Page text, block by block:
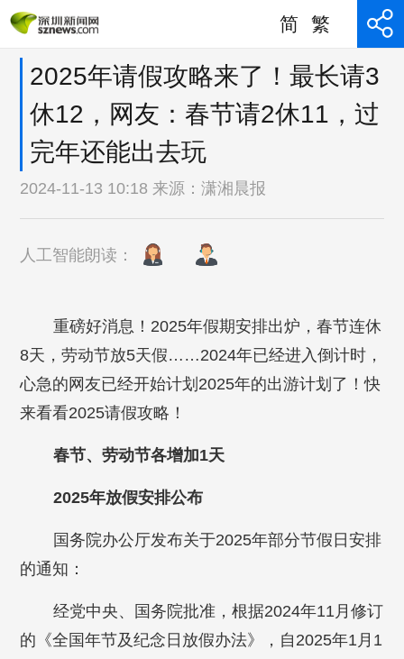
简 繁
2025年请假攻略来了！最长请3
休12，网友：春节请2休11，过
完年还能出去玩
2024-11-13 10:18 来源：潇湘晨报
人工智能朗读：
重磅好消息！2025年假期安排出炉，春节连休
8天，劳动节放5天假……2024年已经进入倒计时，
心急的网友已经开始计划2025年的出游计划了！快
来看看2025请假攻略！
春节、劳动节各增加1天
2025年放假安排公布
国务院办公厅发布关于2025年部分节假日安排
的通知：
经党中央、国务院批准，根据2024年11月修订
的《全国年节及纪念日放假办法》，自2025年1月1